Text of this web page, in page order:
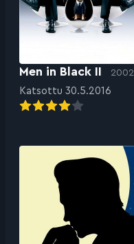
Men in Black II 2002
Katsottu 30.5.2016